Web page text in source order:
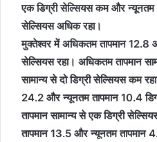
एक डिग्री सेल्सियस कम और न्यूनतम
सेल्सियस अधिक रहा।
मुक्तेश्वर में अधिकतम तापमान 12.8
सेल्सियस रहा। अधिकतम तापमान
सामान्य से दो डिग्री सेल्सियस कम
24.2 और न्यूनतम तापमान 10.4
तापमान सामान्य से एक डिग्री
तापमान 13.5 और न्यूनतम तापमान